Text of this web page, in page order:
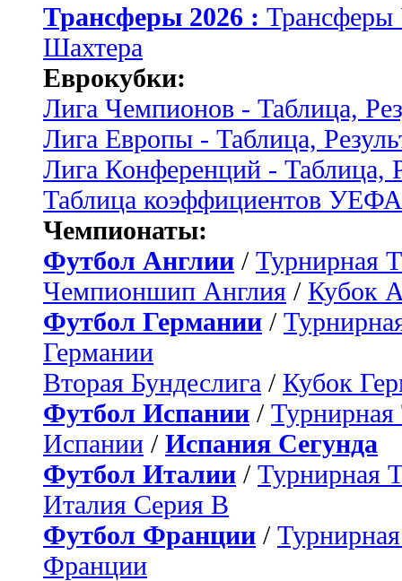
Трансферы 2026 :
Шахтера
Еврокубки:
Лига Чемпионов - Таблица,
Лига Европы - Таблица,
Лига Конференций - Таблица,
Таблица коэффициентов УЕФА
Чемпионаты:
Футбол Англии / Турнирная
Чемпионшип Англия / Кубок
Футбол Германии /
Германии
Вторая Бундеслига / Кубок
Футбол Испании / Турнирная
Испании / Испания Сегунда
Футбол Италии / Турнирная
Италия Серия B
Футбол Франции /
Франции